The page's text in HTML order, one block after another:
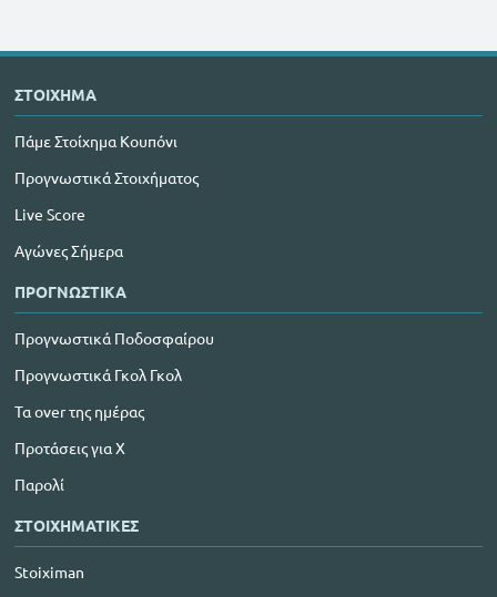
ΣΤΟΙΧΗΜΑ
Πάμε Στοίχημα Κουπόνι
Προγνωστικά Στοιχήματος
Live Score
Αγώνες Σήμερα
ΠΡΟΓΝΩΣΤΙΚΑ
Προγνωστικά Ποδοσφαίρου
Προγνωστικά Γκολ Γκολ
Τα over της ημέρας
Προτάσεις για Χ
Παρολί
ΣΤΟΙΧΗΜΑΤΙΚΕΣ
Stoiximan